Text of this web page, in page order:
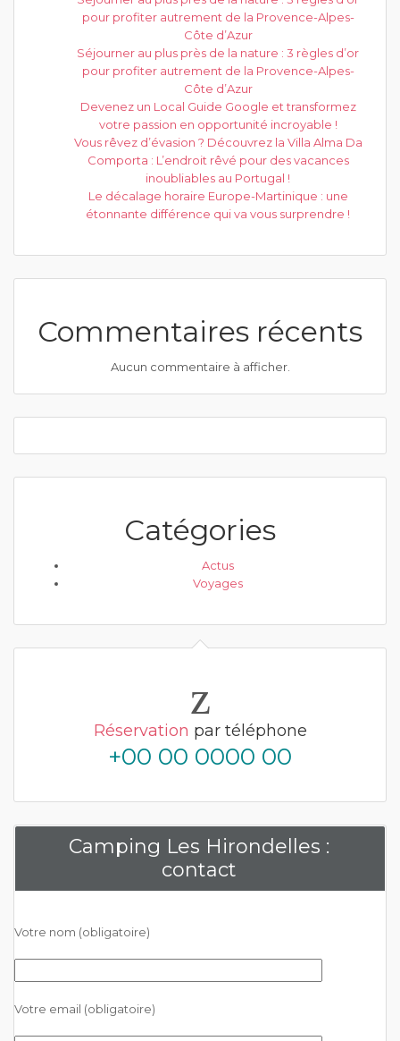
pour profiter autrement de la Provence-Alpes-
Côte d’Azur
Séjourner au plus près de la nature : 3 règles d’or
pour profiter autrement de la Provence-Alpes-
Côte d’Azur
Devenez un Local Guide Google et transformez
votre passion en opportunité incroyable !
Vous rêvez d’évasion ? Découvrez la Villa Alma Da
Comporta : L’endroit rêvé pour des vacances
inoubliables au Portugal !
Le décalage horaire Europe-Martinique : une
étonnante différence qui va vous surprendre !
Commentaires récents
Aucun commentaire à afficher.
Catégories
Actus
Voyages
Réservation par téléphone
+00 00 0000 00
Camping Les Hirondelles :
contact
Votre nom (obligatoire)
Votre email (obligatoire)